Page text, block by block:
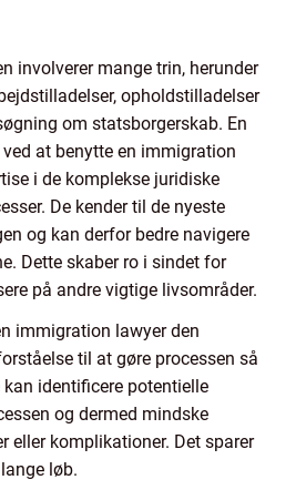
involverer mange trin, herunder
opholdstilladelser
om statsborgerskab. En
at benytte en immigration
i de komplekse juridiske
De kender til de nyeste
og kan derfor bedre navigere
Dette skaber ro i sindet for
på andre vigtige livsområder.
immigration lawyer den
til at gøre processen så
identificere potentielle
og dermed mindske
eller komplikationer. Det sparer
løb.